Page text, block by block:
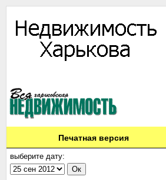
Печатная версия
выберите дату: